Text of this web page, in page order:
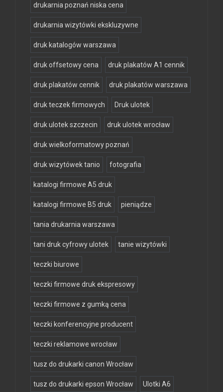
drukarnia poznań niska cena
drukarnia wizytówki ekskluzywne
druk katalogów warszawa
druk offsetowy cena druk plakatów A1 cennik
druk plakatów cennik druk plakatów warszawa
druk teczek firmowych Druk ulotek
druk ulotek szczecin druk ulotek wrocław
druk wielkoformatowy poznań
druk wizytówek tanio fotografia
katalogi firmowe A5 druk
katalogi firmowe B5 druk pieniądze
tania drukarnia warszawa
tani druk cyfrowy ulotek tanie wizytówki
teczki biurowe
teczki firmowe druk ekspresowy
teczki firmowe z gumką cena
teczki konferencyjne producent
teczki reklamowe wrocław
tusz do drukarki canon Wrocław
tusz do drukarki epson Wrocław Ulotki A6